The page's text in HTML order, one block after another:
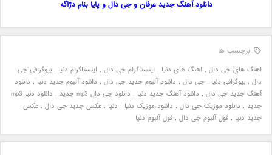
دانلود آهنگ جدید عرفان و جی دال و پایا بنام دژاگه
برچسب ها
اهنگ های جی دال , اهنگ های دنیا , اینستاگرام جی دال , اینستاگرام دنیا , بیوگرافی جی
دال , بیوگرافی دنیا , جی دال , دانلود آلبوم جدید جی دال , دانلود آلبوم جدید دنیا , دانلود
آهنگ جدید جی دال , دانلود آهنگ جدید دنیا , دانلود جی دال mp3 جدید ,
دانلود دنیا mp3
جدید , دانلود موزیک جی دال , دانلود موزیک دنیا , دنیا , عکس جدید جی دال , عکس
جدید دنیا , فول آلبوم جی دال , فول آلبوم دنیا